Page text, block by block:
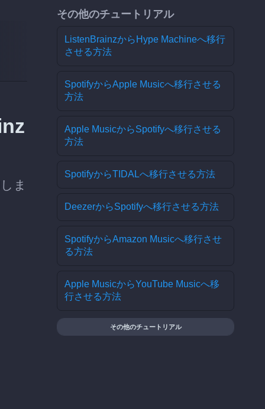
ま
その他のチュートリアル
ListenBrainzからHype Machineへ移行
させる方法
SpotifyからApple Musicへ移行させる
方法
Apple MusicからSpotifyへ移行させる
方法
SpotifyからTIDALへ移行させる方法
DeezerからSpotifyへ移行させる方法
SpotifyからAmazon Musicへ移行させ
る方法
Apple MusicからYouTube Musicへ移
行させる方法
その他のチュートリアル